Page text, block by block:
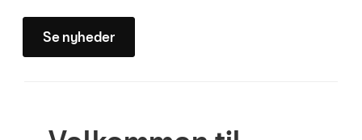
Se nyheder